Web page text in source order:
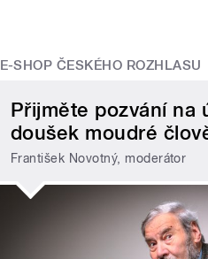
E-SHOP ČESKÉHO ROZHLASU
Přijměte pozvání na
doušek moudré
František Novotný, moderátor